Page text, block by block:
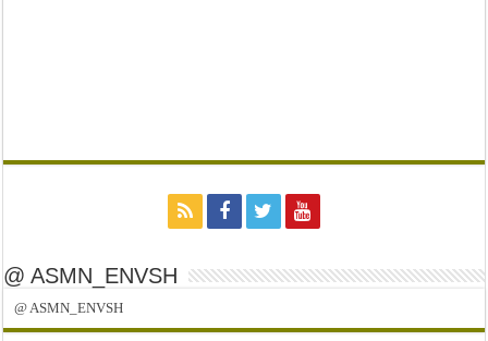
@ ASMN_ENVSH
@ ASMN_ENVSH